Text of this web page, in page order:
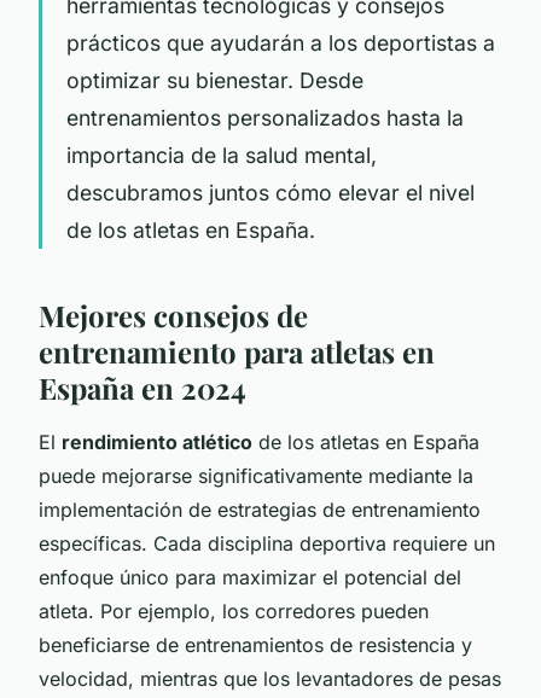
herramientas tecnológicas y consejos
prácticos que ayudarán a los deportistas a
optimizar su bienestar. Desde
entrenamientos personalizados hasta la
importancia de la salud mental,
descubramos juntos cómo elevar el nivel
de los atletas en España.
Mejores consejos de
entrenamiento para atletas en
España en 2024
El rendimiento atlético de los atletas en España
puede mejorarse significativamente mediante la
implementación de estrategias de entrenamiento
específicas. Cada disciplina deportiva requiere un
enfoque único para maximizar el potencial del
atleta. Por ejemplo, los corredores pueden
beneficiarse de entrenamientos de resistencia y
velocidad, mientras que los levantadores de pesas